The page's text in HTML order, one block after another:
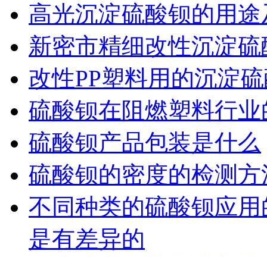
高光沉淀硫酸钡的用
新密市精细改性沉淀
改性PP塑料用的沉淀
硫酸钡在阻燃塑料行
硫酸钡产品包装是什么
硫酸钡的密度的检测方
不同种类的硫酸钡应
是有差异的